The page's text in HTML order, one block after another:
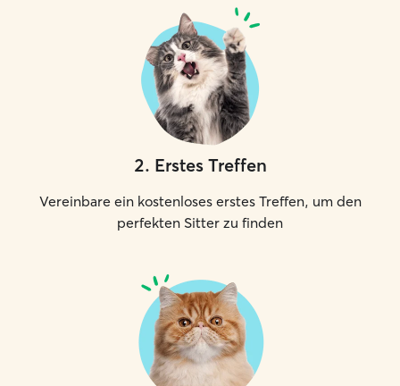
2. Erstes Treffen
Vereinbare ein kostenloses erstes Treffen, um den
perfekten Sitter zu finden